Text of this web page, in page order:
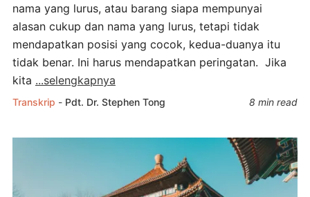
nama yang lurus, atau barang siapa mempunyai
alasan cukup dan nama yang lurus, tetapi tidak
mendapatkan posisi yang cocok, kedua-duanya itu
tidak benar. Ini harus mendapatkan peringatan. Jika
kita ...selengkapnya
Transkrip - Pdt. Dr. Stephen Tong 8 min read